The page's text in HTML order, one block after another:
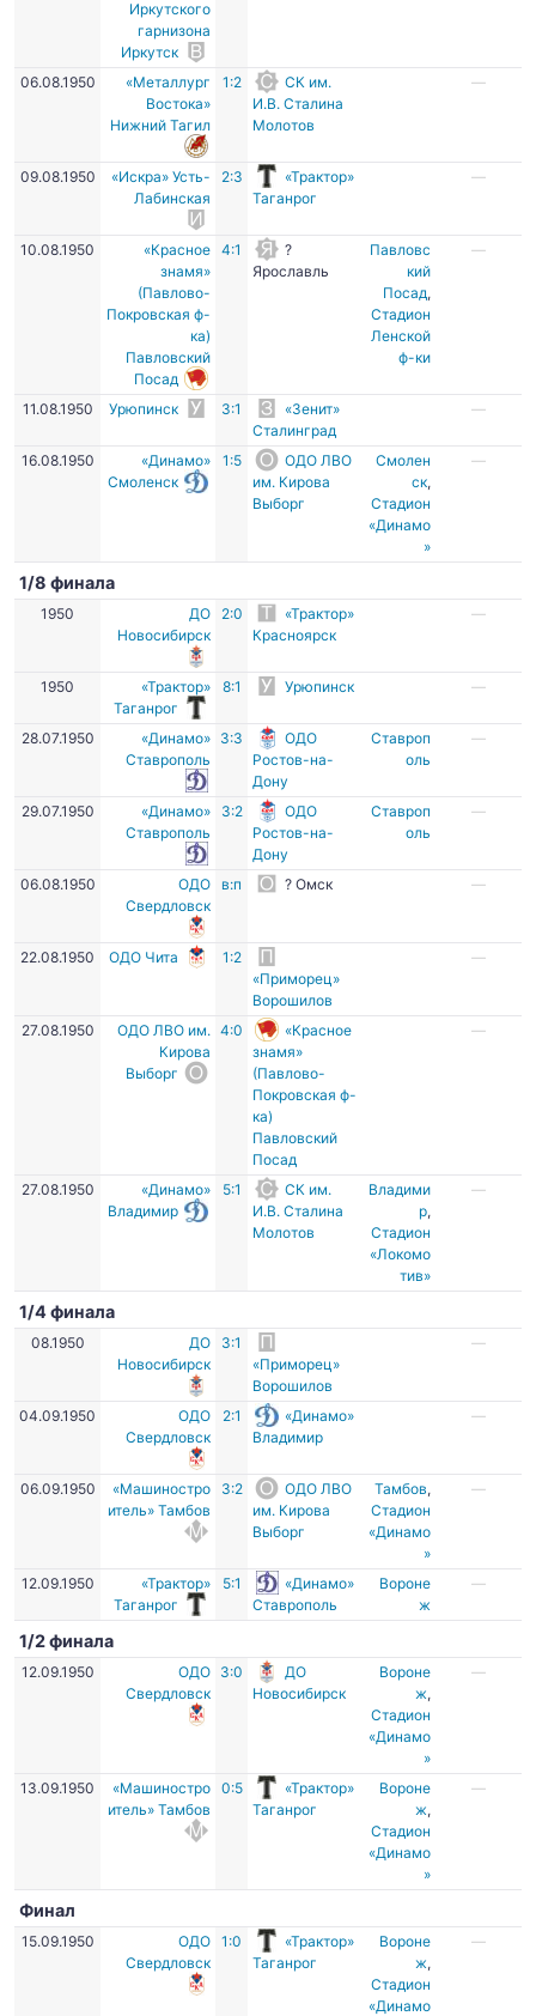
Иркутского
гарнизона
Иркутск
06.08.1950
«Металлург
Востока»
Нижний Тагил
1:2
СК им.
И.В. Сталина
Молотов
—
09.08.1950
«Искра» Усть-
Лабинская
2:3
«Трактор»
Таганрог
—
10.08.1950
«Красное
знамя»
(Павлово-
Покровская ф-
ка)
Павловский
Посад
4:1
?
Ярославль
Павловс
кий
Посад,
Стадион
Ленской
ф-ки
—
11.08.1950 Урюпинск 3:1
«Зенит»
Сталинград
—
16.08.1950
«Динамо»
Смоленск
1:5
ОДО ЛВО
им. Кирова
Выборг
Смолен
ск,
Стадион
«Динамо
»
—
1/8 финала
1950
ДО
Новосибирск
2:0
«Трактор»
Красноярск
—
1950
«Трактор»
Таганрог
8:1 Урюпинск —
28.07.1950
«Динамо»
Ставрополь
3:3
ОДО
Ростов-на-
Дону
Ставроп
оль
—
29.07.1950
«Динамо»
Ставрополь
3:2
ОДО
Ростов-на-
Дону
Ставроп
оль
—
06.08.1950
ОДО
Свердловск
в:п ? Омск —
22.08.1950 ОДО Чита
1:2
«Приморец»
Ворошилов
—
27.08.1950
ОДО ЛВО им.
Кирова
Выборг
4:0
«Красное
знамя»
(Павлово-
Покровская ф-
ка)
Павловский
Посад
—
27.08.1950
«Динамо»
Владимир
5:1
СК им.
И.В. Сталина
Молотов
Владими
р,
Стадион
«Локомо
тив»
—
1/4 финала
08.1950
ДО
Новосибирск
3:1
«Приморец»
Ворошилов
—
04.09.1950
ОДО
Свердловск
2:1
«Динамо»
Владимир
—
06.09.1950
«Машиностро
итель» Тамбов
3:2
ОДО ЛВО
им. Кирова
Выборг
Тамбов,
Стадион
«Динамо
»
—
12.09.1950
«Трактор»
Таганрог
5:1
«Динамо»
Ставрополь
Вороне
ж
—
1/2 финала
12.09.1950
ОДО
Свердловск
3:0
ДО
Новосибирск
Вороне
ж,
Стадион
«Динамо
»
—
13.09.1950
«Машиностро
итель» Тамбов
0:5
«Трактор»
Таганрог
Вороне
ж,
Стадион
«Динамо
»
—
Финал
15.09.1950
ОДО
Свердловск
1:0
«Трактор»
Таганрог
Вороне
ж,
Стадион
«Динамо
—